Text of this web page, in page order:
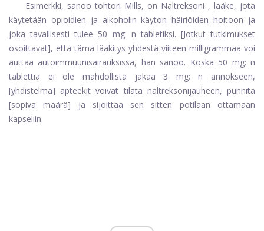
Esimerkki, sanoo tohtori Mills, on Naltreksoni , lääke, jota
käytetään opioidien ja alkoholin käytön häiriöiden hoitoon ja
joka tavallisesti tulee 50 mg: n tabletiksi. [Jotkut tutkimukset
osoittavat], että tämä lääkitys yhdestä viiteen milligrammaa voi
auttaa autoimmuunisairauksissa, hän sanoo. Koska 50 mg: n
tablettia ei ole mahdollista jakaa 3 mg: n annokseen,
[yhdistelmä] apteekit voivat tilata naltreksonijauheen, punnita
[sopiva määrä] ja sijoittaa sen sitten potilaan ottamaan
kapseliin.